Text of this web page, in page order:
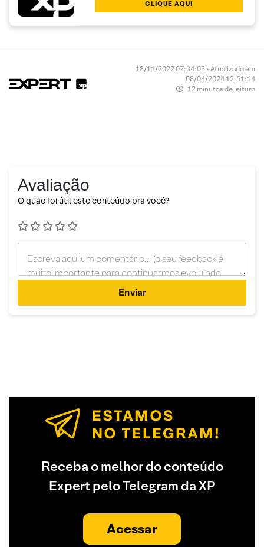
CLIQUE AQUI
18/11/2022 07:04:03 • Atualizado em
08/04/2024 12:51:14
12 minutos de leitura
Avaliação
O quão foi útil este conteúdo pra você?
Enviar
Receba o melhor do conteúdo
Expert pelo Telegram da XP
Acessar